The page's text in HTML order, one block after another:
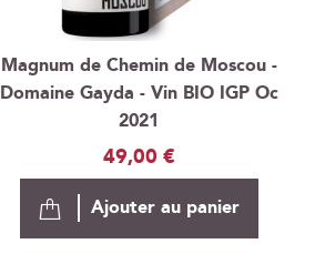
Magnum de Chemin de Moscou -
Domaine Gayda - Vin BIO IGP Oc
2021
49,00 €
Ajouter au panier